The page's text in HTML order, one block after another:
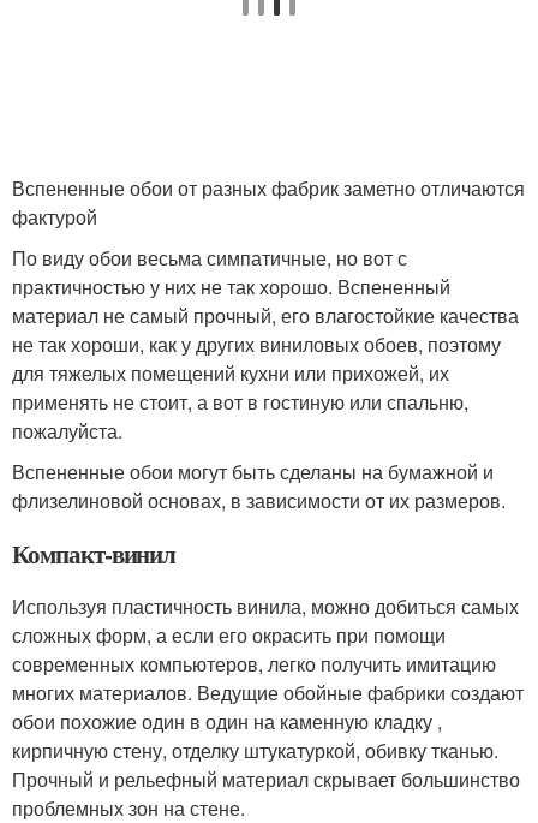
Вспененные обои от разных фабрик заметно отличаются
фактурой
По виду обои весьма симпатичные, но вот с
практичностью у них не так хорошо. Вспененный
материал не самый прочный, его влагостойкие качества
не так хороши, как у других виниловых обоев, поэтому
для тяжелых помещений кухни или прихожей, их
применять не стоит, а вот в гостиную или спальню,
пожалуйста.
Вспененные обои могут быть сделаны на бумажной и
флизелиновой основах, в зависимости от их размеров.
Компакт-винил
Используя пластичность винила, можно добиться самых
сложных форм, а если его окрасить при помощи
современных компьютеров, легко получить имитацию
многих материалов. Ведущие обойные фабрики создают
обои похожие один в один на каменную кладку ,
кирпичную стену, отделку штукатуркой, обивку тканью.
Прочный и рельефный материал скрывает большинство
проблемных зон на стене.